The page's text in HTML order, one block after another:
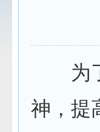
为了
神，提